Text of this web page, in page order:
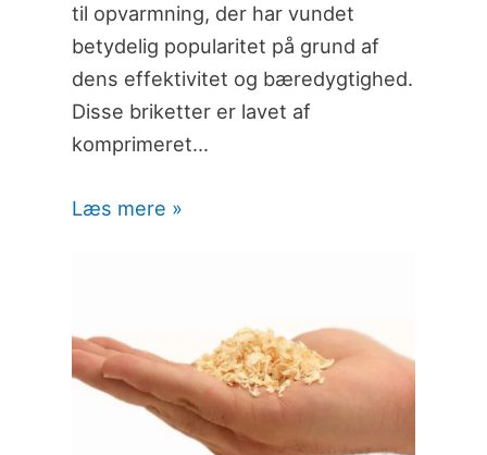
til opvarmning, der har vundet
betydelig popularitet på grund af
dens effektivitet og bæredygtighed.
Disse briketter er lavet af
komprimeret…
Læs mere »